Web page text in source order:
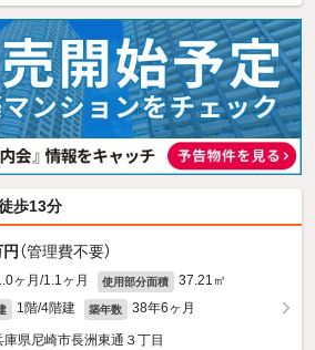
歩13分
（管理費不要）
ヶ月/1.1ヶ月 使用部分面積 37.21㎡
1階/4階建 築年数 38年6ヶ月
庫県尼崎市長洲東通３丁目